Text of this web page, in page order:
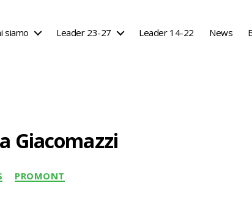
siamo Leader 23-27 Leader 14-22 News
Giacomazzi
Categorie
PROMONT